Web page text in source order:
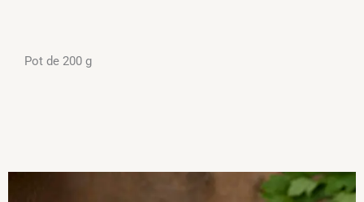
Pot de 200 g